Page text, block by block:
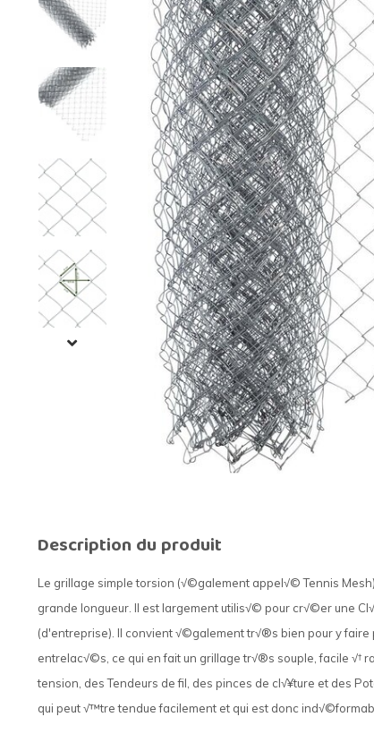
Bordure grillage
Fil de serrage
Grillage à chevaux
Grillage de rats
Grillage de blaireaux
Description du produit
Le grillage simple torsion (√©galement appel√© Tennis
grande longueur. Il est largement utilis√© pour cr√©er une
(d'entreprise). Il convient √©galement tr√®s bien pour y
entrelac√©s, ce qui en fait un grillage tr√®s souple, facile √†
tension, des Tendeurs de fil, des pinces de cl√¥ture et des
qui peut √™tre tendue facilement et qui est donc